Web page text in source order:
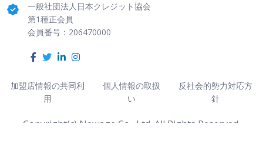
一般社団法人日本クレジット協会
第1種正会員
会員番号：206470000
Copyright(c) Newage Co., Ltd. All Rights Reserved.
加盟店情報の共同利
用
個人情報の取扱
い
反社会的勢力対応方
針